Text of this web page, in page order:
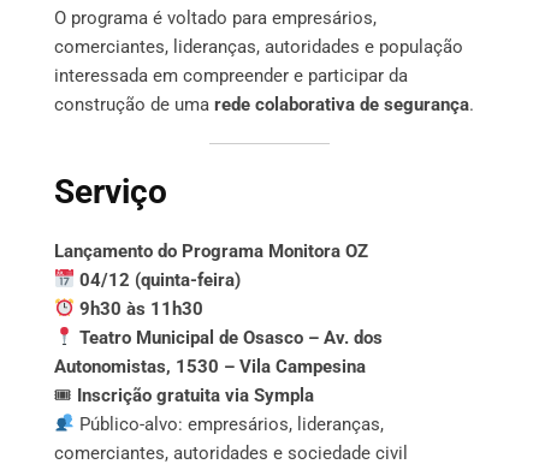
O programa é voltado para empresários,
comerciantes, lideranças, autoridades e população
interessada em compreender e participar da
construção de uma rede colaborativa de segurança.
Serviço
Lançamento do Programa Monitora OZ
04/12 (quinta-feira)
9h30 às 11h30
Teatro Municipal de Osasco – Av. dos
Autonomistas, 1530 – Vila Campesina
🎟 Inscrição gratuita via Sympla
Público-alvo: empresários, lideranças,
comerciantes, autoridades e sociedade civil